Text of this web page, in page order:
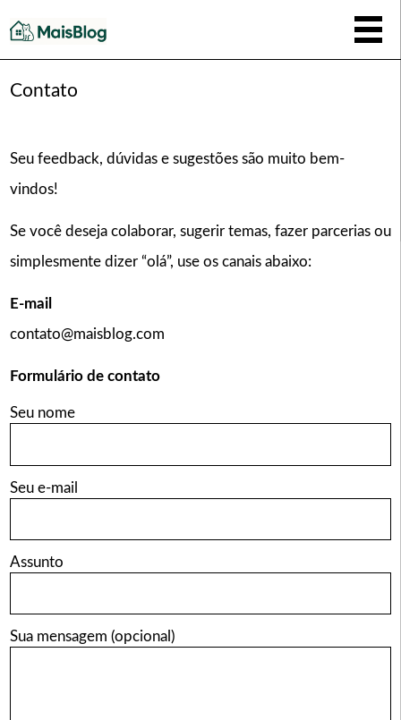
Contato
Seu feedback, dúvidas e sugestões são muito bem-
vindos!
Se você deseja colaborar, sugerir temas, fazer parcerias ou
simplesmente dizer “olá”, use os canais abaixo:
E-mail
contato@maisblog.com
Formulário de contato
Seu nome
Seu e-mail
Assunto
Sua mensagem (opcional)